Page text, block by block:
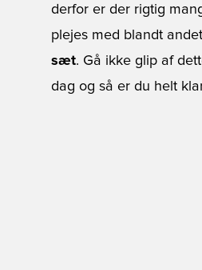
derfor er der rigtig
plejes med blandt
sæt. Gå ikke glip af
dag og så er du helt